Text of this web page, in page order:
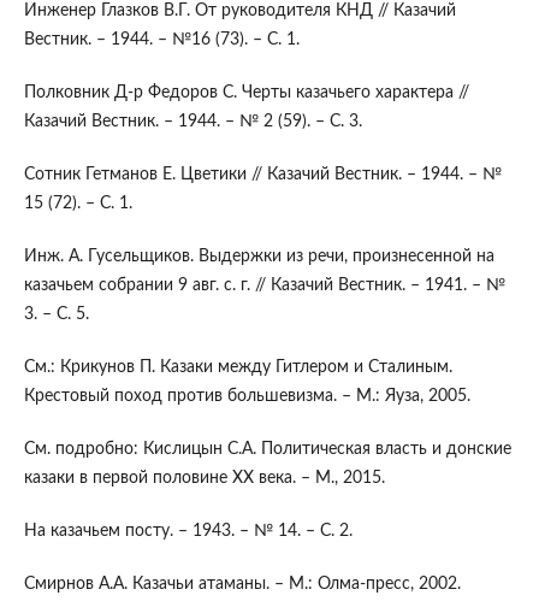
Инженер Глазков В.Г. От руководителя КНД // Казачий
Вестник. – 1944. – №16 (73). – С. 1.
Полковник Д-р Федоров С. Черты казачьего характера //
Казачий Вестник. – 1944. – № 2 (59). – С. 3.
Сотник Гетманов Е. Цветики // Казачий Вестник. – 1944. – №
15 (72). – С. 1.
Инж. А. Гусельщиков. Выдержки из речи, произнесенной на
казачьем собрании 9 авг. с. г. // Казачий Вестник. – 1941. – №
3. – С. 5.
См.: Крикунов П. Казаки между Гитлером и Сталиным.
Крестовый поход против большевизма. – М.: Яуза, 2005.
См. подробно: Кислицын С.А. Политическая власть и донские
казаки в первой половине ХХ века. – М., 2015.
На казачьем посту. – 1943. – № 14. – С. 2.
Смирнов А.А. Казачьи атаманы. – М.: Олма-пресс, 2002.